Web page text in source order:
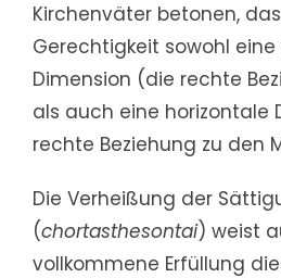
Kirchenväter betonen,
Gerechtigkeit sowohl
Dimension (die rechte
als auch eine horizontale
rechte Beziehung zu den
Die Verheißung der
(chortasthesontai) weist
vollkommene Erfüllung